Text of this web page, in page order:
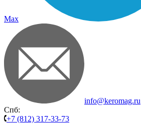
Max
info@keromag.ru
Спб:
+7 (812) 317-33-73